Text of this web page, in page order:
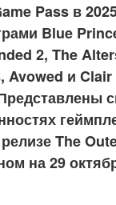
Pass в
Blue
2, The
Avowed и
The
на 29